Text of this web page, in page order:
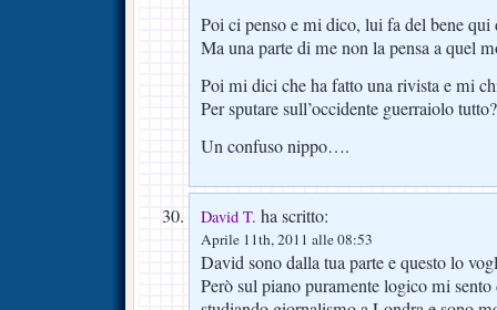
Poi ci penso e mi dico, lui fa del bene
Ma una parte di me non la pensa a quel
Poi mi dici che ha fatto una rivista e mi
Per sputare sull’occidente guerraiolo tutto?
Un confuso nippo….
David T. ha scritto:
Aprile 11th, 2011 alle 08:53
David sono dalla tua parte e questo lo
Però sul piano puramente logico mi